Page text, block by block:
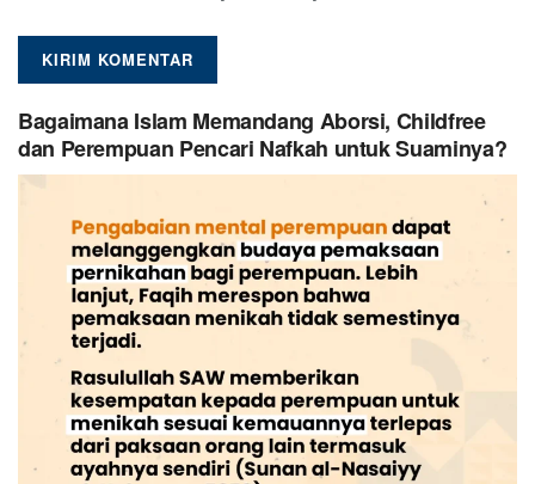
Bagaimana Islam Memandang Aborsi, Childfree
dan Perempuan Pencari Nafkah untuk Suaminya?